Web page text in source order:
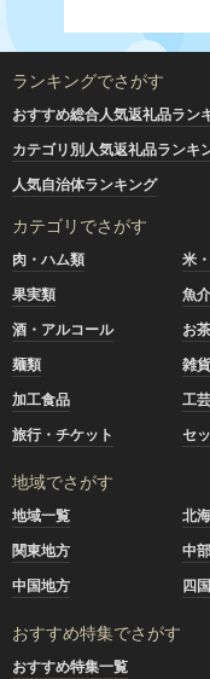
ランキングでさがす
おすすめ総合人気返礼品ラン
カテゴリ別人気返礼品ランキ
人気自治体ランキング
カテゴリでさがす
肉・ハム類 米
果実類
魚
酒・アルコール
お
麺類
雑
加工食品
工
旅行・チケット
セ
地域でさがす
地域一覧 北
関東地方
中
中国地方
四
おすすめ特集でさがす
おすすめ特集一覧